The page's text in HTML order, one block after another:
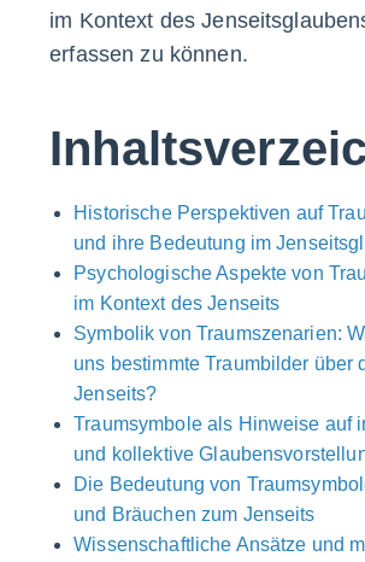
im Kontext des
erfassen zu können.
Historische Perspektiven auf
und ihre Bedeutung im
Psychologische Aspekte von
im Kontext des Jenseits
Symbolik von Traumszenarien:
uns bestimmte Traumbilder über
Jenseits?
Traumsymbole als Hinweise auf
und kollektive
Die Bedeutung von
und Bräuchen zum Jenseits
Wissenschaftliche Ansätze und